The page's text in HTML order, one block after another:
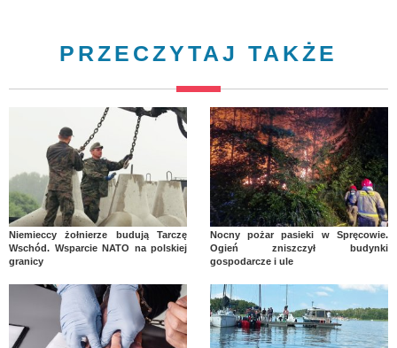
PRZECZYTAJ TAKŻE
Niemieccy żołnierze budują Tarczę
Wschód. Wsparcie NATO na polskiej
granicy
Nocny pożar pasieki w Spręcowie.
Ogień zniszczył budynki
gospodarcze i ule